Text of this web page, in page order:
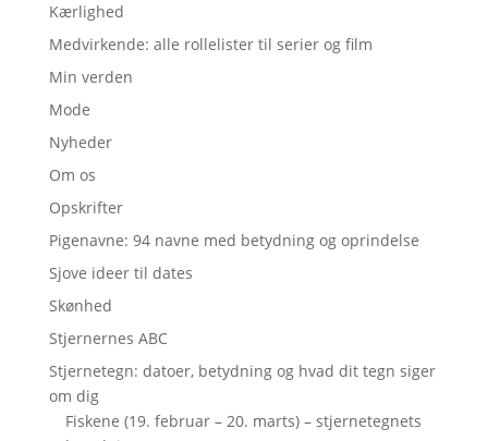
Kærlighed
Medvirkende: alle rollelister til serier og film
Min verden
Mode
Nyheder
Om os
Opskrifter
Pigenavne: 94 navne med betydning og oprindelse
Sjove ideer til dates
Skønhed
Stjernernes ABC
Stjernetegn: datoer, betydning og hvad dit tegn siger
om dig
Fiskene (19. februar – 20. marts) – stjernetegnets